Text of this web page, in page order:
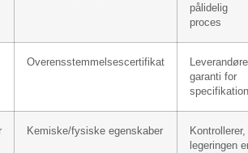
pålidelig
proces
Overensstemmelsescertifikat
garanti for
Kemiske/fysiske egenskaber
legeringen